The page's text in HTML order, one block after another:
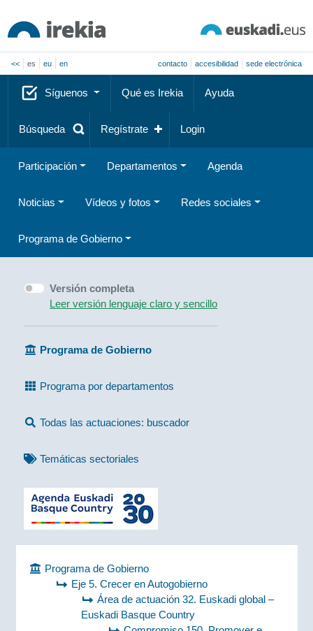
<< es eu en contacto accesibilidad sede electrónica
Síguenos Qué es Irekia Ayuda
Búsqueda Regístrate Login
Participación Departamentos Agenda
Noticias Vídeos y fotos Redes sociales
Programa de Gobierno
Versión completa
Leer versión lenguaje claro y sencillo
Programa de Gobierno
Programa por departamentos
Todas las actuaciones: buscador
Temáticas sectoriales
Programa de Gobierno
Eje 5. Crecer en Autogobierno
Área de actuación 32. Euskadi global –
Euskadi Basque Country